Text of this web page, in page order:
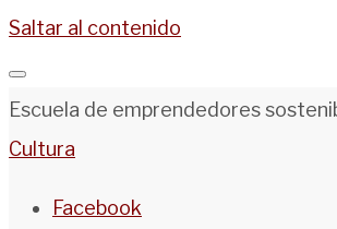
Saltar al contenido
Escuela de emprendedores
Cultura
Facebook